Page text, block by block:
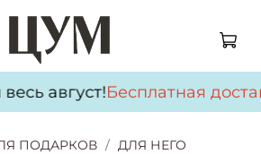
август!Бесплатная
ПОДАРКОВ ДЛЯ НЕГО